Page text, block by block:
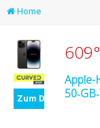
Home
Zum Deal
609°
Apple-